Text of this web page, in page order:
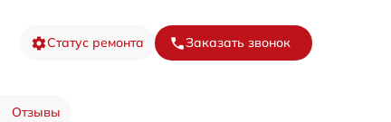
Статус ремонта Заказать звонок
Отзывы